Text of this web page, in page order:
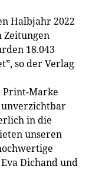
Halbjahr 2022
Zeitungen
18.043
so der Verlag
Print-Marke
unverzichtbar
in die
unseren
Dichand und